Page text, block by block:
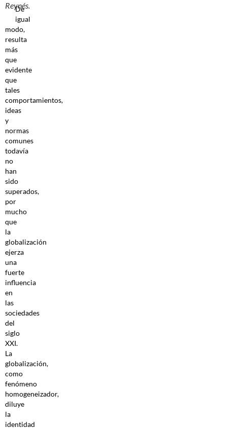
Reynés.
De
igual
modo,
resulta
más
que
evidente
que
tales
comportamientos,
ideas
y
normas
comunes
todavía
no
han
sido
superados,
por
mucho
que
la
globalización
ejerza
una
fuerte
influencia
en
las
sociedades
del
siglo
XXI.
La
globalización,
como
fenómeno
homogeneizador,
diluye
la
identidad